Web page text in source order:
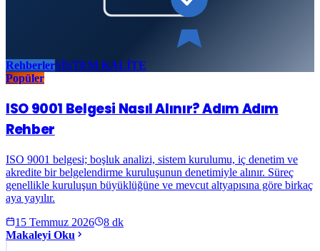
RehberlerSİSTEM KALİTE
Popüler
ISO 9001 Belgesi Nasıl Alınır? Adım Adım
Rehber
ISO 9001 belgesi; boşluk analizi, sistem kurulumu, iç denetim ve
akredite bir belgelendirme kuruluşunun denetimiyle alınır. Süreç
genellikle kuruluşun büyüklüğüne ve mevcut altyapısına göre birkaç
aya yayılır.
15 Temmuz 2026
8 dk
Makaleyi Oku